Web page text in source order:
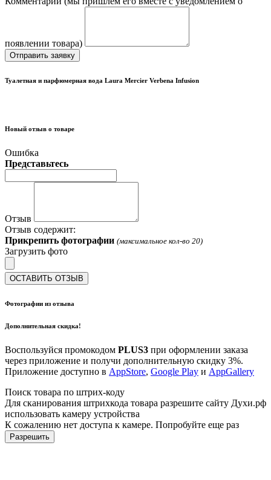
появлении товара)
Отправить заявку
Туалетная и парфюмерная вода Laura Mercier Verbena Infusion
Новый отзыв о товаре
Ошибка
Представьтесь
Отзыв
Отзыв содержит:
Прикрепить фотографии (максимальное кол-во 20)
Загрузить фото
ОСТАВИТЬ ОТЗЫВ
Фотографии из отзыва
Дополнительная скидка!
Воспользуйся промокодом PLUS3 при оформлении заказа
через приложение и получи дополнительную скидку 3%.
Приложение доступно в AppStore, Google Play и AppGallery
Поиск товара по штрих-коду
Для сканирования штрихкода товара разрешите сайту Духи.рф
использовать камеру устройства
К сожалению нет доступа к камере. Попробуйте еще раз
Разрешить